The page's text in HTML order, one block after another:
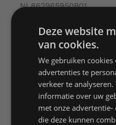
NL862965950B01
e-mailadres
info@champagneisart.nl
Hoofdmenu
Home
Deze website
van cookies.
We gebruiken
advertenties te
verkeer te
informatie over uw
met onze advertentie-
die deze kunnen